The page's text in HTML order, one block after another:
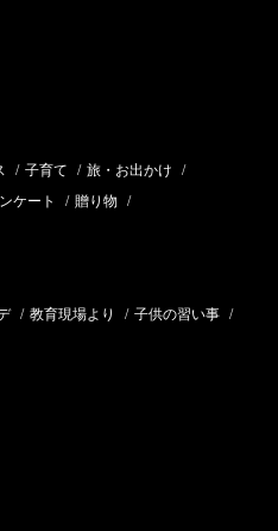
/ 子育て / 旅・お出かけ /
ケート / 贈り物 /
/ 教育現場より / 子供の習い事 /